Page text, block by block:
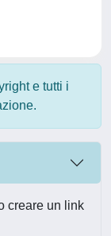
e tutti i
creare un link